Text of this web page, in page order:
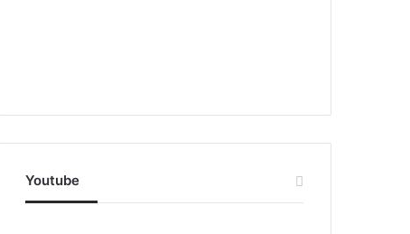
Youtube